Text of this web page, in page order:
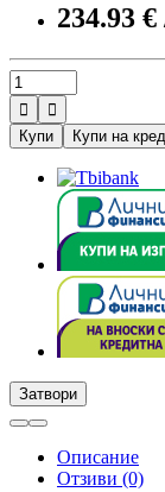
234.93


Купи
Купи на
Затвори
Описание
Отзиви (0)